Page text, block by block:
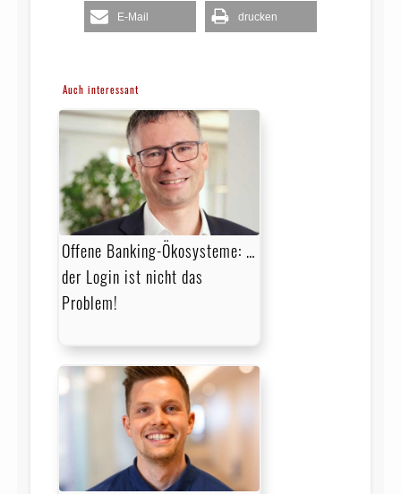
E-Mail drucken
Auch interessant
Offene Banking-Ökosysteme: …
der Login ist nicht das
Problem!